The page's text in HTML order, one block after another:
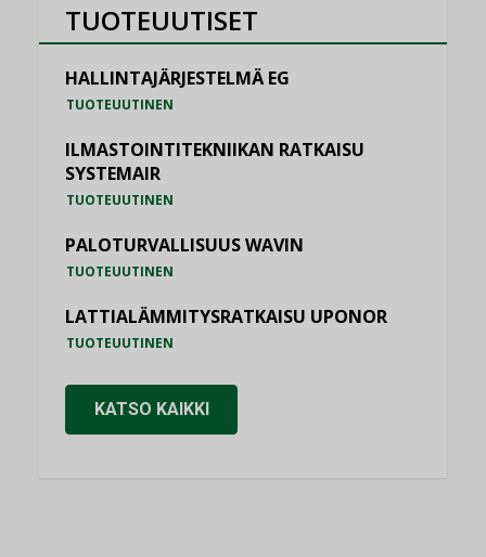
TUOTEUUTISET
HALLINTAJÄRJESTELMÄ EG
TUOTEUUTINEN
ILMASTOINTITEKNIIKAN RATKAISU
SYSTEMAIR
TUOTEUUTINEN
PALOTURVALLISUUS WAVIN
TUOTEUUTINEN
LATTIALÄMMITYSRATKAISU UPONOR
TUOTEUUTINEN
KATSO KAIKKI